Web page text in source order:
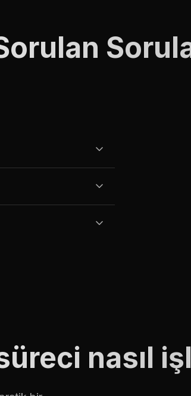
nasıl